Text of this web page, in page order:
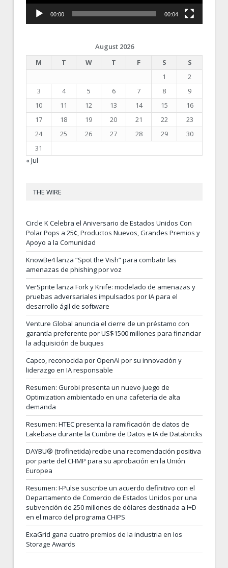
00:00 00:04
August 2026
M
T W T F S
S
1
2
3
4 5 6 7 8
9
10
11 12 13 14 15
16
17
18 19 20 21 22
23
24
25 26 27 28 29
30
31
« Jul
THE WIRE
Circle K Celebra el Aniversario de Estados Unidos Con
Polar Pops a 25¢, Productos Nuevos, Grandes Premios y
Apoyo a la Comunidad
KnowBe4 lanza “Spot the Vish” para combatir las
amenazas de phishing por voz
VerSprite lanza Fork y Knife: modelado de amenazas y
pruebas adversariales impulsados por IA para el
desarrollo ágil de software
Venture Global anuncia el cierre de un préstamo con
garantía preferente por US$1500 millones para financiar
la adquisición de buques
Capco, reconocida por OpenAI por su innovación y
liderazgo en IA responsable
Resumen: Gurobi presenta un nuevo juego de
Optimization ambientado en una cafetería de alta
demanda
Resumen: HTEC presenta la ramificación de datos de
Lakebase durante la Cumbre de Datos e IA de Databricks
DAYBU® (trofinetida) recibe una recomendación positiva
por parte del CHMP para su aprobación en la Unión
Europea
Resumen: I-Pulse suscribe un acuerdo definitivo con el
Departamento de Comercio de Estados Unidos por una
subvención de 250 millones de dólares destinada a I+D
en el marco del programa CHIPS
ExaGrid gana cuatro premios de la industria en los
Storage Awards